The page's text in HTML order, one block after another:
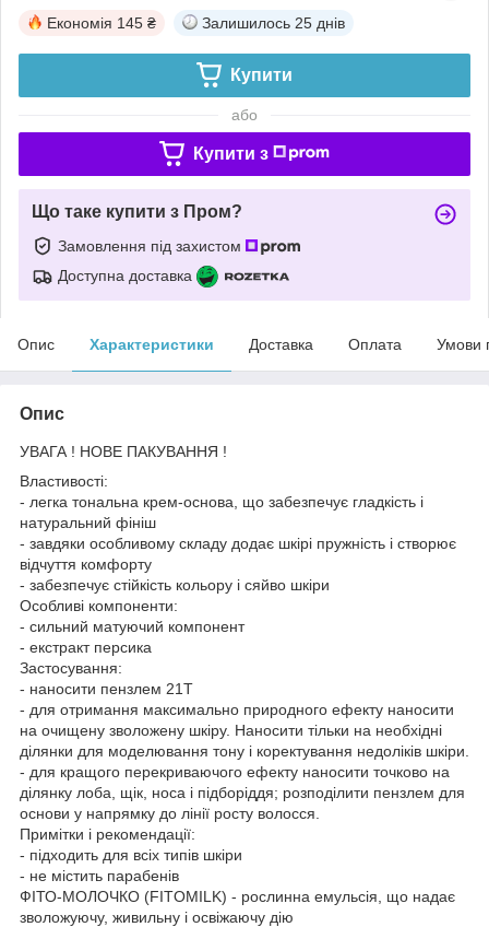
Економія 145 ₴ Залишилось 25 днів
Купити
або
Купити з
Що таке купити з Пром?
Замовлення під захистом
Доступна доставка
Опис Характеристики Доставка Оплата Умови
Опис
УВАГА ! НОВЕ ПАКУВАННЯ !
Властивості:
- легка тональна крем-основа, що забезпечує гладкість і
натуральний фініш
- завдяки особливому складу додає шкірі пружність і створює
відчуття комфорту
- забезпечує стійкість кольору і сяйво шкіри
Особливі компоненти:
- сильний матуючий компонент
- екстракт персика
Застосування:
- наносити пензлем 21Т
- для отримання максимально природного ефекту наносити
на очищену зволожену шкіру. Наносити тільки на необхідні
ділянки для моделювання тону і коректування недоліків шкіри.
- для кращого перекриваючого ефекту наносити точково на
ділянку лоба, щік, носа і підборіддя; розподілити пензлем для
основи у напрямку до лінії росту волосся.
Примітки і рекомендації:
- підходить для всіх типів шкіри
- не містить парабенів
ФІТО-МОЛОЧКО (FITOMILK) - рослинна емульсія, що надає
зволожуючу, живильну і освіжаючу дію